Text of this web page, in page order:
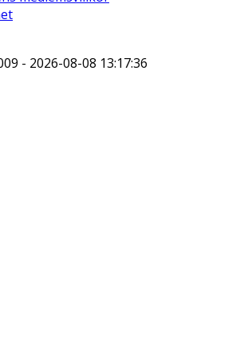
- 2026-08-08 13:17:36